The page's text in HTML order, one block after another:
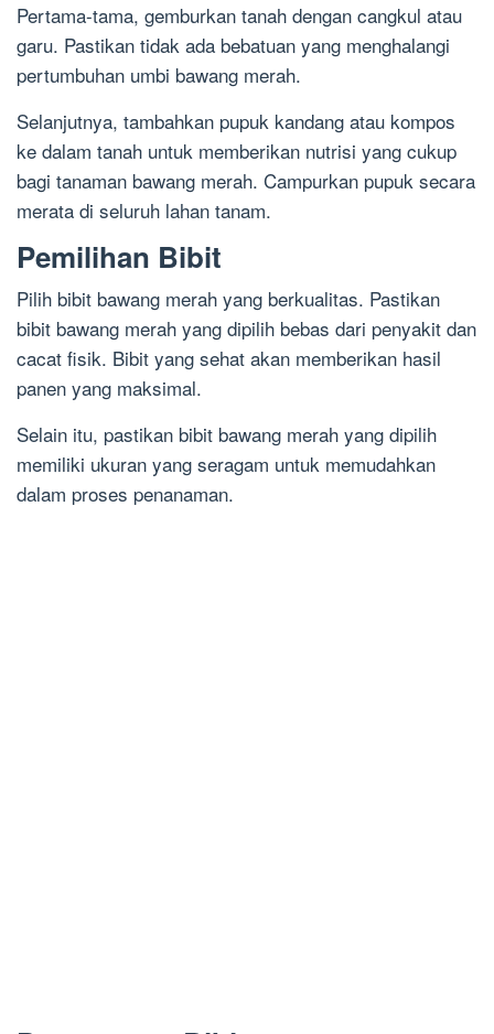
Pertama-tama, gemburkan tanah dengan cangkul atau
garu. Pastikan tidak ada bebatuan yang menghalangi
pertumbuhan umbi bawang merah.
Selanjutnya, tambahkan pupuk kandang atau kompos
ke dalam tanah untuk memberikan nutrisi yang cukup
bagi tanaman bawang merah. Campurkan pupuk secara
merata di seluruh lahan tanam.
Pemilihan Bibit
Pilih bibit bawang merah yang berkualitas. Pastikan
bibit bawang merah yang dipilih bebas dari penyakit dan
cacat fisik. Bibit yang sehat akan memberikan hasil
panen yang maksimal.
Selain itu, pastikan bibit bawang merah yang dipilih
memiliki ukuran yang seragam untuk memudahkan
dalam proses penanaman.